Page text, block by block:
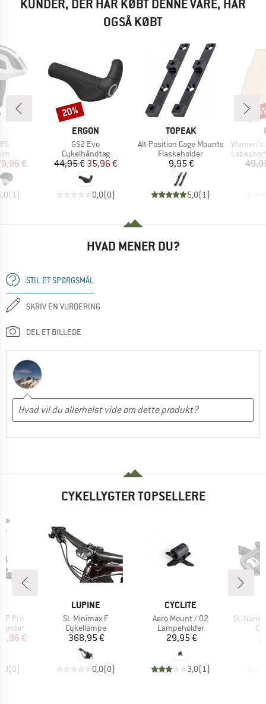
KUNDER, DER HAR KØBT DENNE VARE, HAR
OGSÅ KØBT
pris
€
(1)
MÆRKE
ERGON
Artikel
GS2 Evo
Produktgruppe
Cykelhåndtag
Pris
44,95 €Nedsat pris
35,96 €
0,0(0)
Rabat
20%
MÆRKE
TOPEAK
Artikel
Alt-Position Cage Mounts
Produktgruppe
Flaskeholder
Pris
9,95 €
5,0(1)
Artikel
Women's
Løbeshorts
HVAD MENER DU?
STIL ET SPØRGSMÅL
SKRIV EN VURDERING
DEL ET BILLEDE
CYKELLYGTER TOPSELLERE
Pro
pris
€
(0)
MÆRKE
LUPINE
Artikel
SL Minimax F
Produktgruppe
Cykellampe
Pris
368,95 €
0,0(0)
MÆRKE
CYCLITE
Artikel
Aero Mount / 02
Produktgruppe
Lampeholder
Pris
29,95 €
3,0(1)
Artikel
SL Nano